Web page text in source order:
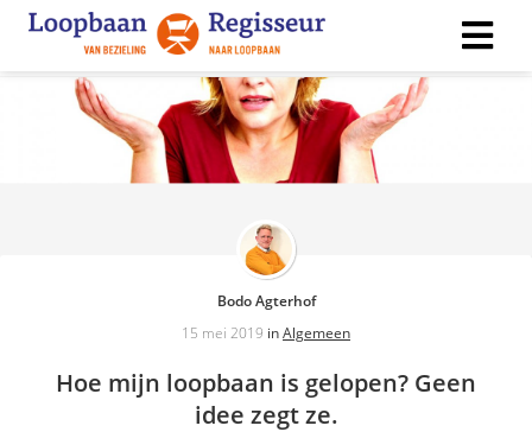
Bodo Agterhof
15 mei 2019 inAlgemeen
Hoe mijn loopbaan is gelopen? Geen
idee zegt ze.
om